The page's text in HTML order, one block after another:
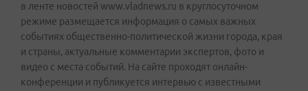
в ленте новостей www.vladnews.ru в круглосуточном
режиме размещается информация о самых важных
событиях общественно-политической жизни города, края
и страны, актуальные комментарии экспертов, фото и
видео с места событий. На сайте проходят онлайн-
конференции и публикуется интервью с известными